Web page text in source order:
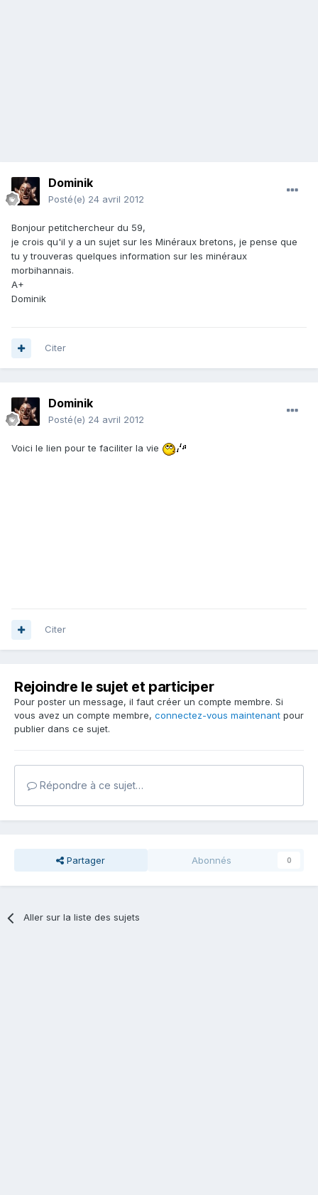
Dominik
Posté(e) 24 avril 2012
Bonjour petitchercheur du 59,
je crois qu'il y a un sujet sur les Minéraux bretons, je pense que
tu y trouveras quelques information sur les minéraux
morbihannais.
A+
Dominik
Citer
Dominik
Posté(e) 24 avril 2012
Voici le lien pour te faciliter la vie
Citer
Rejoindre le sujet et participer
Pour poster un message, il faut créer un compte membre. Si
vous avez un compte membre, connectez-vous maintenant pour
publier dans ce sujet.
Répondre à ce sujet…
Partager Abonnés 0
Aller sur la liste des sujets